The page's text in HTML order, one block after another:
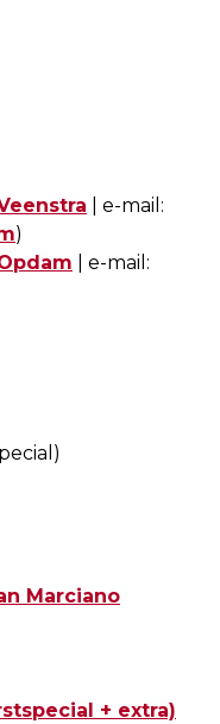
| e-mail:
)
| e-mail:
Marciano
+ extra)